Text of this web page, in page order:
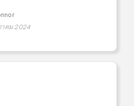
าคม 2024